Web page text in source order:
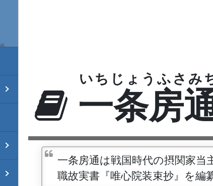
一条房
いちじょうふさみ
一条房通は戦国時代の摂関家
職故実書『唯心院装束抄』を編